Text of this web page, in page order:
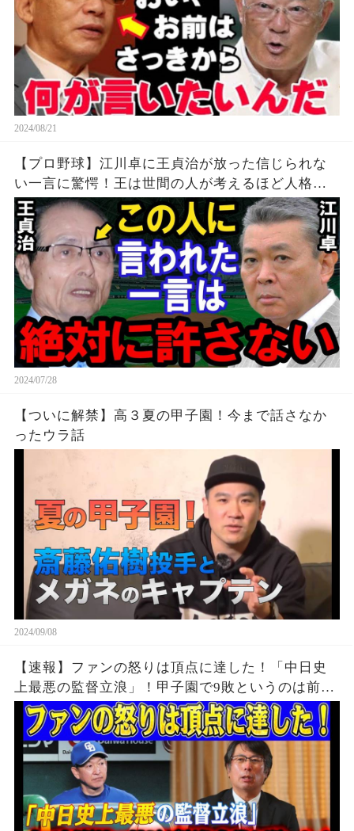
2024/08/21
【プロ野球】江川卓に王貞治が放った信じられな
い一言に驚愕！王は世間の人が考えるほど人格者
じゃない【衝撃】
2024/07/28
【ついに解禁】高３夏の甲子園！今まで話さなか
ったウラ話
2024/09/08
【速報】ファンの怒りは頂点に達した！「中日史
上最悪の監督立浪」！甲子園で9敗というのは前代
未聞の屈辱だ！中日新聞社の社長が緊急会議を開
いた！！